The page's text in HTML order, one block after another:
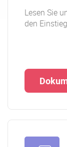
Lesen Sie
den